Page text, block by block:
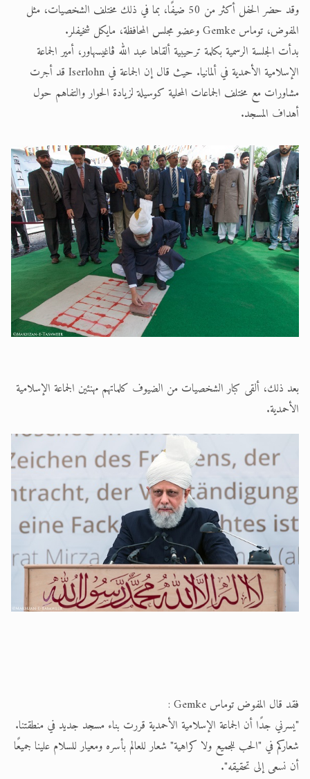
وقد حضر الحفل أكثر من 50 ضيفًا، بما في ذلك مختلف الشخصيات، مثل
المفوض، توماس Gemke وعضو مجلس المحافظة، مايكل شخيفلر.
بدأت الجلسة الرسمية بكلمة ترحيبية ألقاها عبد الله ڤاغيسهاور، أمير الجماعة
الإسلامية الأحمدية في ألمانيا. حيث قال إن الجماعة في Iserlohn قد أجرت
مشاورات مع مختلف الجماعات المحلية كوسيلة لزيادة الحوار والتفاهم حول
أهداف المسجد.
بعد ذلك، ألقى كبار الشخصيات من الضيوف كلماتهم مهنئين الجماعة الإسلامية
الأحمدية.
فقد قال المفوض توماس Gemke :
"يسرني جدًا أن الجماعة الإسلامية الأحمدية قررت بناء مسجد جديد في منطقتنا.
شعاركم في "الحب للجميع ولا كراهية" شعار للعالم بأسره ومعيار للسلام علينا جميعًا
أن نسعى إلى تحقيقه".